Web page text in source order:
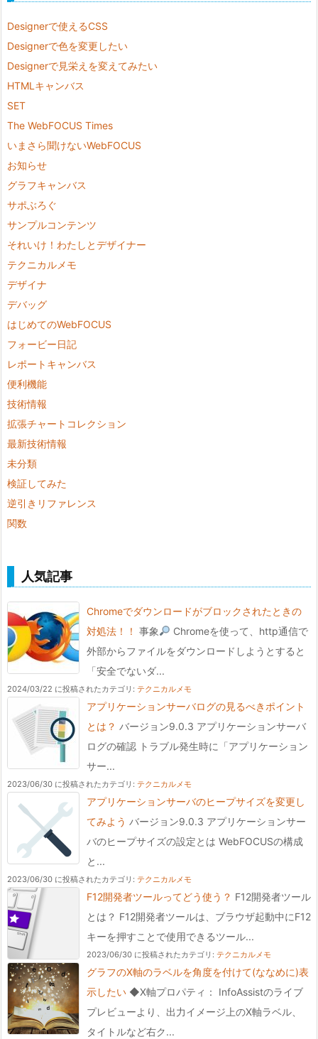
Designerで使えるCSS
Designerで色を変更したい
Designerで見栄えを変えてみたい
HTMLキャンバス
SET
The WebFOCUS Times
いまさら聞けないWebFOCUS
お知らせ
グラフキャンバス
サポぶろぐ
サンプルコンテンツ
それいけ！わたしとデザイナー
テクニカルメモ
デザイナ
デバッグ
はじめてのWebFOCUS
フォービー日記
レポートキャンバス
便利機能
技術情報
拡張チャートコレクション
最新技術情報
未分類
検証してみた
逆引きリファレンス
関数
人気記事
Chromeでダウンロードがブロックされたときの
対処法！！ 事象
Chromeを使って、http通信で
外部からファイルをダウンロードしようとすると
「安全でないダ...
2024/03/22 に投稿されたカテゴリ: テクニカルメモ
アプリケーションサーバログの見るべきポイント
とは？ バージョン9.0.3 アプリケーションサーバ
ログの確認 トラブル発生時に「アプリケーション
サー...
2023/06/30 に投稿されたカテゴリ: テクニカルメモ
アプリケーションサーバのヒープサイズを変更し
てみよう バージョン9.0.3 アプリケーションサー
バのヒープサイズの設定とは WebFOCUSの構成
と...
2023/06/30 に投稿されたカテゴリ: テクニカルメモ
F12開発者ツールってどう使う？ F12開発者ツール
とは？ F12開発者ツールは、ブラウザ起動中にF12
キーを押すことで使用できるツール...
2023/06/30 に投稿されたカテゴリ: テクニカルメモ
グラフのX軸のラベルを角度を付けて(ななめに)表
示したい ◆X軸プロパティ： InfoAssistのライブ
プレビューより、出力イメージ上のX軸ラベル、
タイトルなど右ク...